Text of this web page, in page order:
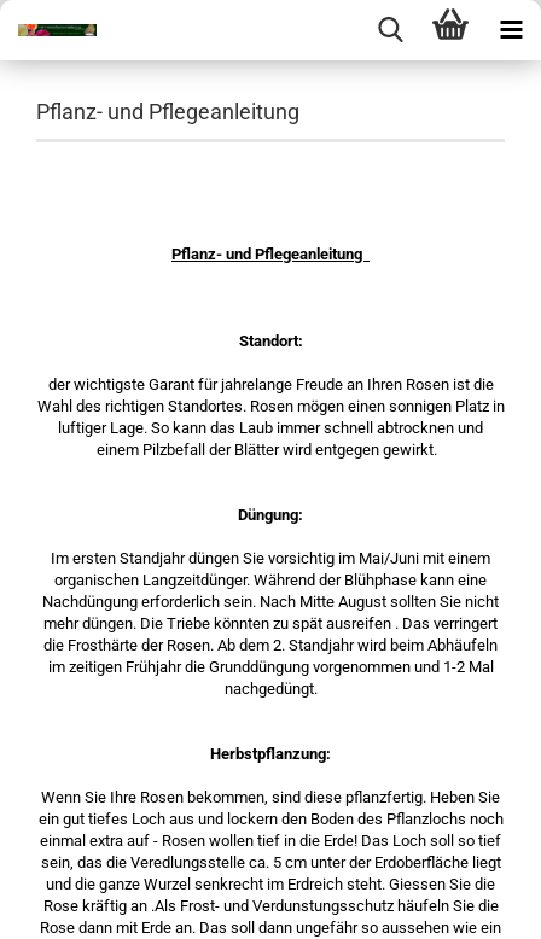
Pflanz- und Pflegeanleitung
Pflanz- und Pflegeanleitung
Standort:
der wichtigste Garant für jahrelange Freude an Ihren Rosen ist die
Wahl des richtigen Standortes. Rosen mögen einen sonnigen Platz in
luftiger Lage. So kann das Laub immer schnell abtrocknen und
einem Pilzbefall der Blätter wird entgegen gewirkt.
Düngung:
Im ersten Standjahr düngen Sie vorsichtig im Mai/Juni mit einem
organischen Langzeitdünger. Während der Blühphase kann eine
Nachdüngung erforderlich sein. Nach Mitte August sollten Sie nicht
mehr düngen. Die Triebe könnten zu spät ausreifen . Das verringert
die Frosthärte der Rosen. Ab dem 2. Standjahr wird beim Abhäufeln
im zeitigen Frühjahr die Grunddüngung vorgenommen und 1-2 Mal
nachgedüngt.
Herbstpflanzung:
Wenn Sie Ihre Rosen bekommen, sind diese pflanzfertig. Heben Sie
ein gut tiefes Loch aus und lockern den Boden des Pflanzlochs noch
einmal extra auf - Rosen wollen tief in die Erde! Das Loch soll so tief
sein, das die Veredlungsstelle ca. 5 cm unter der Erdoberfläche liegt
und die ganze Wurzel senkrecht im Erdreich steht. Giessen Sie die
Rose kräftig an .Als Frost- und Verdunstungsschutz häufeln Sie die
Rose dann mit Erde an. Das soll dann ungefähr so aussehen wie ein